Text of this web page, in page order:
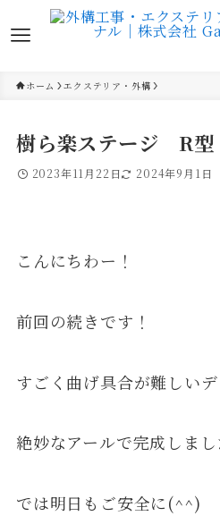
ホーム エクステリア・外構
樹ら楽ステージ R型
2023年11月22日 2024年9月1日
こんにちわー！
前回の続きです！
すごく曲げ具合が難しいデ
絶妙なアールで完成しまし
では明日もご安全に(^^)